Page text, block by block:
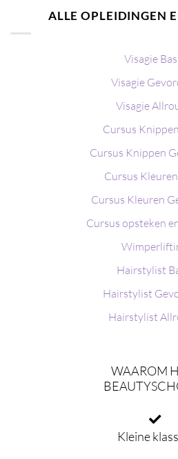
ALLE OPLEIDINGEN
Visagie
Visagie
Visagie
Cursus
Cursus Knippen
Cursus
Cursus Kleuren
Cursus opsteken
Hairstylist
Hairstylist
Hairstylist
WAAROM
Kleine